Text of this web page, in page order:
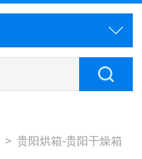
> 贵阳烘箱-贵阳干燥箱